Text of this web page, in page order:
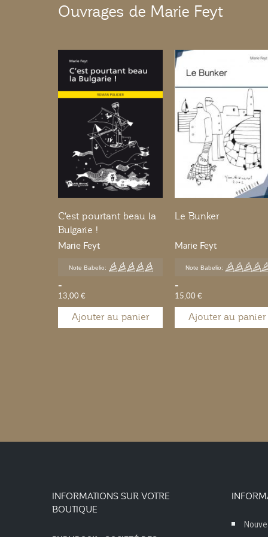
Ouvrages de Marie Feyt
C'est pourtant beau la
Bulgarie !
Marie Feyt
Note Babelio:
-
13,00 €
Ajouter au panier
Le Bunker
Marie Feyt
Note Babelio:
-
15,00 €
Ajouter au panier
INFORMATIONS SUR VOTRE
BOUTIQUE